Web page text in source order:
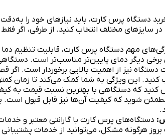
دستگاه پرس کارت، باید نیازهای خود را
سایزهای مختلف انتخاب کنید. از طرفی، اگر
مهم دستگاه پرس کارت، قابلیت تنظیم
برخی دیگر دمای پایین‌تر مناسب‌تر است.
نیز از اهمیت بالایی برخوردار است. اگر
کنید. این ویژگی به شما کمک می‌کند تا زمان
که دستگاهی با بهترین نسبت قیمت به
مطمئن شوید که کیفیت آن‌ها نیز قابل قبول
دستگاه‌های پرس کارت با گارانتی معتبر و
هرگونه مشکل، می‌توانید از خدمات پشتیبانی